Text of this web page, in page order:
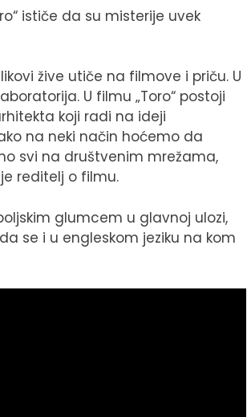
ističe da su misterije uvek
žive utiče na filmove i priču. U
U filmu „Toro“ postoji
koji radi na ideji
na neki način hoćemo da
svi na društvenim mrežama,
reditelj o filmu.
glumcem u glavnoj ulozi,
se i u engleskom jeziku na kom